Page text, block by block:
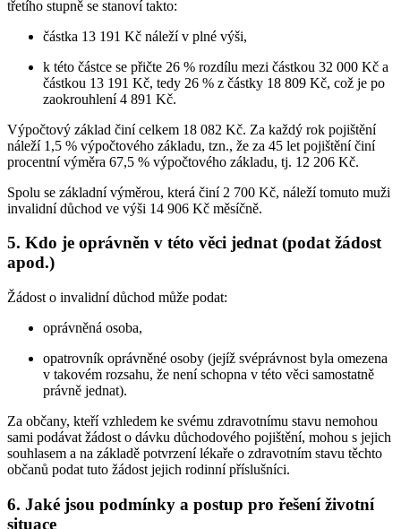
třetího stupně se stanoví takto:
částka 13 191 Kč náleží v plné výši,
k této částce se přičte 26 % rozdílu mezi částkou 32 000 Kč a
částkou 13 191 Kč, tedy 26 % z částky 18 809 Kč, což je po
zaokrouhlení 4 891 Kč.
Výpočtový základ činí celkem 18 082 Kč. Za každý rok pojištění
náleží 1,5 % výpočtového základu, tzn., že za 45 let pojištění činí
procentní výměra 67,5 % výpočtového základu, tj. 12 206 Kč.
Spolu se základní výměrou, která činí 2 700 Kč, náleží tomuto muži
invalidní důchod ve výši 14 906 Kč měsíčně.
5. Kdo je oprávněn v této věci jednat (podat žádost
apod.)
Žádost o invalidní důchod může podat:
oprávněná osoba,
opatrovník oprávněné osoby (jejíž svéprávnost byla omezena
v takovém rozsahu, že není schopna v této věci samostatně
právně jednat).
Za občany, kteří vzhledem ke svému zdravotnímu stavu nemohou
sami podávat žádost o dávku důchodového pojištění, mohou s jejich
souhlasem a na základě potvrzení lékaře o zdravotním stavu těchto
občanů podat tuto žádost jejich rodinní příslušníci.
6. Jaké jsou podmínky a postup pro řešení životní
situace